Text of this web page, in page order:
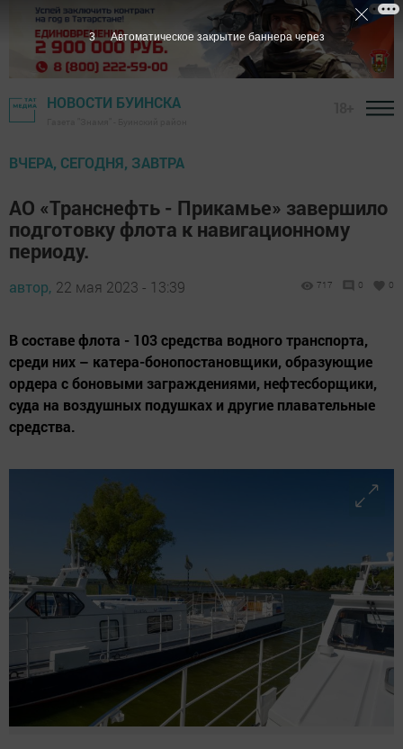
НОВОСТИ БУИНСКА
ВЧЕРА, СЕГОДНЯ, ЗАВТРА
АО «Транснефть - Прикамье» завершило
подготовку флота к навигационному
периоду.
автор, 22 мая 2023 - 13:39 717 0 0
В составе флота - 103 средства водного транспорта,
среди них – катера-бонопостановщики, образующие
ордера с боновыми заграждениями, нефтесборщики,
суда на воздушных подушках и другие плавательные
средства.
2 Автоматическое закрытие баннера через